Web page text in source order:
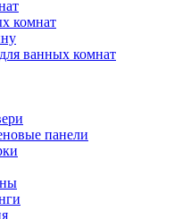
комнат
ванных комнат
панели